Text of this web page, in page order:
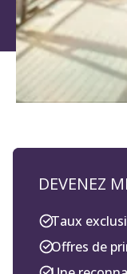
DEVENEZ
Taux
Offres de